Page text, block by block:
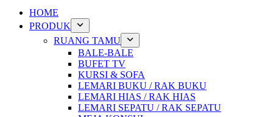
HOME
PRODUK
RUANG TAMU
BALE-BALE
BUFET TV
KURSI & SOFA
LEMARI BUKU / RAK BUKU
LEMARI HIAS / RAK HIAS
LEMARI SEPATU / RAK SEPATU